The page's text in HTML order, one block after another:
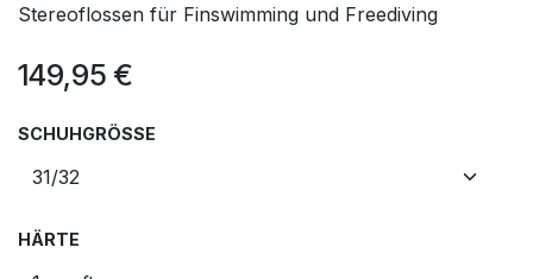
Stereoflossen für Finswimming und Freediving
149,95 €
SCHUHGRÖSSE
HÄRTE